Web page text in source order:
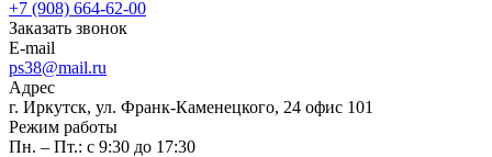
+7 (908) 664-62-00
Заказать звонок
E-mail
ps38@mail.ru
Адрес
г. Иркутск, ул. Франк-Каменецкого, 24 офис 101
Режим работы
Пн. – Пт.: с 9:30 до 17:30